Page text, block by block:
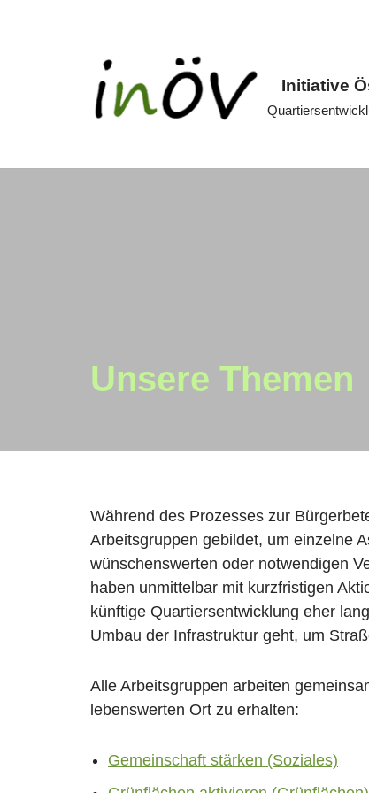
Initiative
Unsere Themen
Während des Prozesses zur
Arbeitsgruppen gebildet, um einzelne
wünschenswerten oder notwendigen
haben unmittelbar mit kurzfristigen
künftige Quartiersentwicklung eher
Umbau der Infrastruktur geht, um
Alle Arbeitsgruppen arbeiten
lebenswerten Ort zu erhalten:
Gemeinschaft stärken (Soziales)